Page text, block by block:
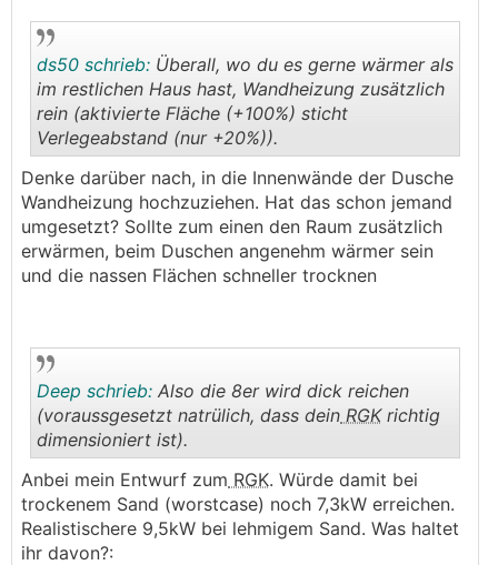
..
ds50 schrieb: Überall, wo du es gerne wärmer als
im restlichen Haus hast, Wandheizung zusätzlich
rein (aktivierte Fläche (+100%) sticht
Verlegeabstand (nur +20%)).
Denke darüber nach, in die Innenwände der Dusche
Wandheizung hochzuziehen. Hat das schon jemand
umgesetzt? Sollte zum einen den Raum zusätzlich
erwärmen, beim Duschen angenehm wärmer sein
und die nassen Flächen schneller trocknen
..
Deep schrieb: Also die 8er wird dick reichen
(voraussgesetzt natrülich, dass dein RGKrichtig
dimensioniert ist).
Anbei mein Entwurf zum RGK. Würde damit bei
trockenem Sand (worstcase) noch 7,3kW erreichen.
Realistischere 9,5kW bei lehmigem Sand. Was haltet
ihr davon?: